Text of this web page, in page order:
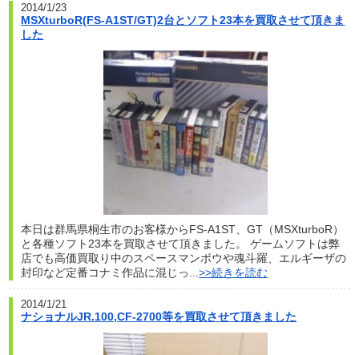
2014/1/23
MSXturboR(FS-A1ST/GT)2台とソフト23本を買取させて頂きま
した
本日は群馬県桐生市のお客様からFS-A1ST、GT（MSXturboR）
と各種ソフト23本を買取させて頂きました。 ゲームソフトは弊
店でも高価買取り中のスペースマンボウや魂斗羅、エルギーザの
封印など定番コナミ作品に混じっ...>>続きを読む
2014/1/21
ナショナルJR.100,CF-2700等を買取させて頂きました